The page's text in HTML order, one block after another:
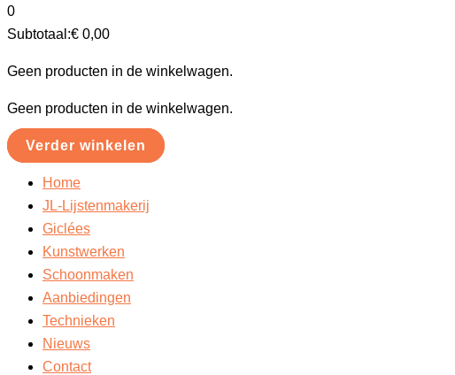
0
Subtotaal:€ 0,00
Geen producten in de winkelwagen.
Geen producten in de winkelwagen.
Verder winkelen
Home
JL-Lijstenmakerij
Giclées
Kunstwerken
Schoonmaken
Aanbiedingen
Technieken
Nieuws
Contact